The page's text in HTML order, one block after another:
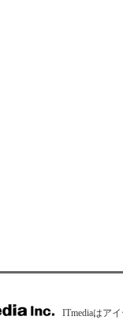
ITmediaはア